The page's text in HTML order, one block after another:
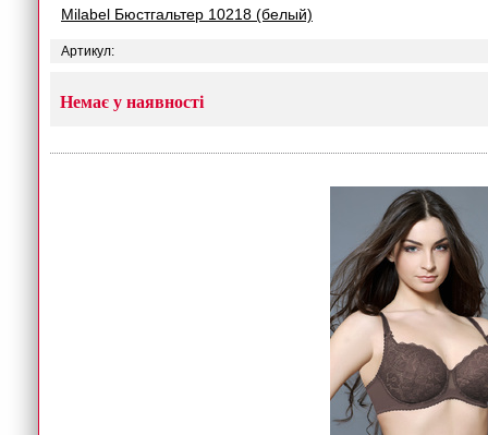
Milabel Бюстгальтер 10218 (белый)
Артикул:
Немає у наявності